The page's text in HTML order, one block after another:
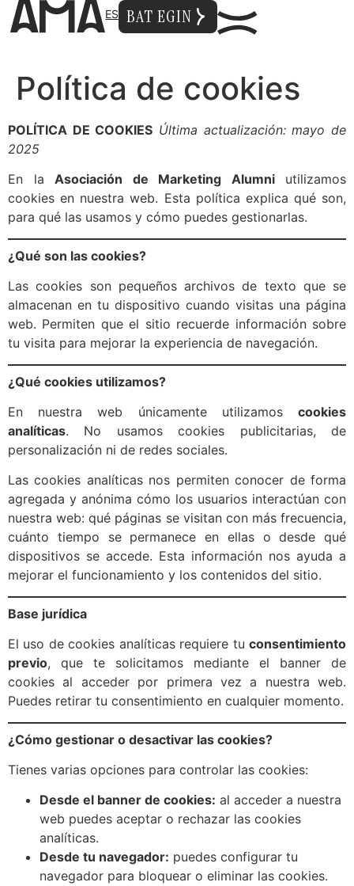
ES BAT EGIN
Política de cookies
POLÍTICA DE COOKIES Última actualización: mayo de
2025
En la Asociación de Marketing Alumniutilizamos
cookies en nuestra web. Esta política explica qué son,
para qué las usamos y cómo puedes gestionarlas.
¿Qué son las cookies?
Las cookies son pequeños archivos de texto que se
almacenan en tu dispositivo cuando visitas una página
web. Permiten que el sitio recuerde información sobre
tu visita para mejorar la experiencia de navegación.
¿Qué cookies utilizamos?
En nuestra web únicamente utilizamos cookies
analíticas. No usamos cookies publicitarias, de
personalización ni de redes sociales.
Las cookies analíticas nos permiten conocer de forma
agregada y anónima cómo los usuarios interactúan con
nuestra web: qué páginas se visitan con más frecuencia,
cuánto tiempo se permanece en ellas o desde qué
dispositivos se accede. Esta información nos ayuda a
mejorar el funcionamiento y los contenidos del sitio.
Base jurídica
El uso de cookies analíticas requiere tu consentimiento
previo, que te solicitamos mediante el banner de
cookies al acceder por primera vez a nuestra web.
Puedes retirar tu consentimiento en cualquier momento.
¿Cómo gestionar o desactivar las cookies?
Tienes varias opciones para controlar las cookies:
Desde el banner de cookies: al acceder a nuestra
web puedes aceptar o rechazar las cookies
analíticas.
Desde tu navegador: puedes configurar tu
navegador para bloquear o eliminar las cookies.